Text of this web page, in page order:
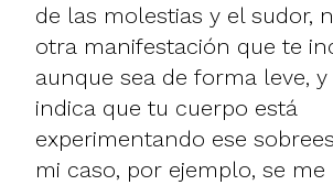
de las molestias y el sudor,
otra manifestación que te
aunque sea de forma leve,
indica que tu cuerpo está
experimentando ese
mi caso, por ejemplo, se